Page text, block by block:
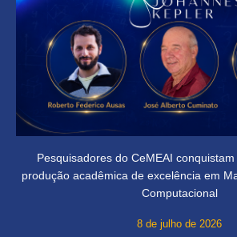
Pesquisadores do CeMEAI
produção acadêmica de excelência em
Computacional
8 de julho de 2026